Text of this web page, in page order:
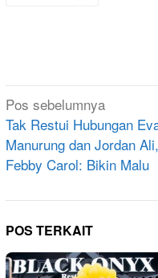
Navigasi
pos
Pos sebelumnya
Tak Restui Hubungan
Manurung dan Jordan Ali,
Febby Carol: Bikin Malu
POS TERKAIT